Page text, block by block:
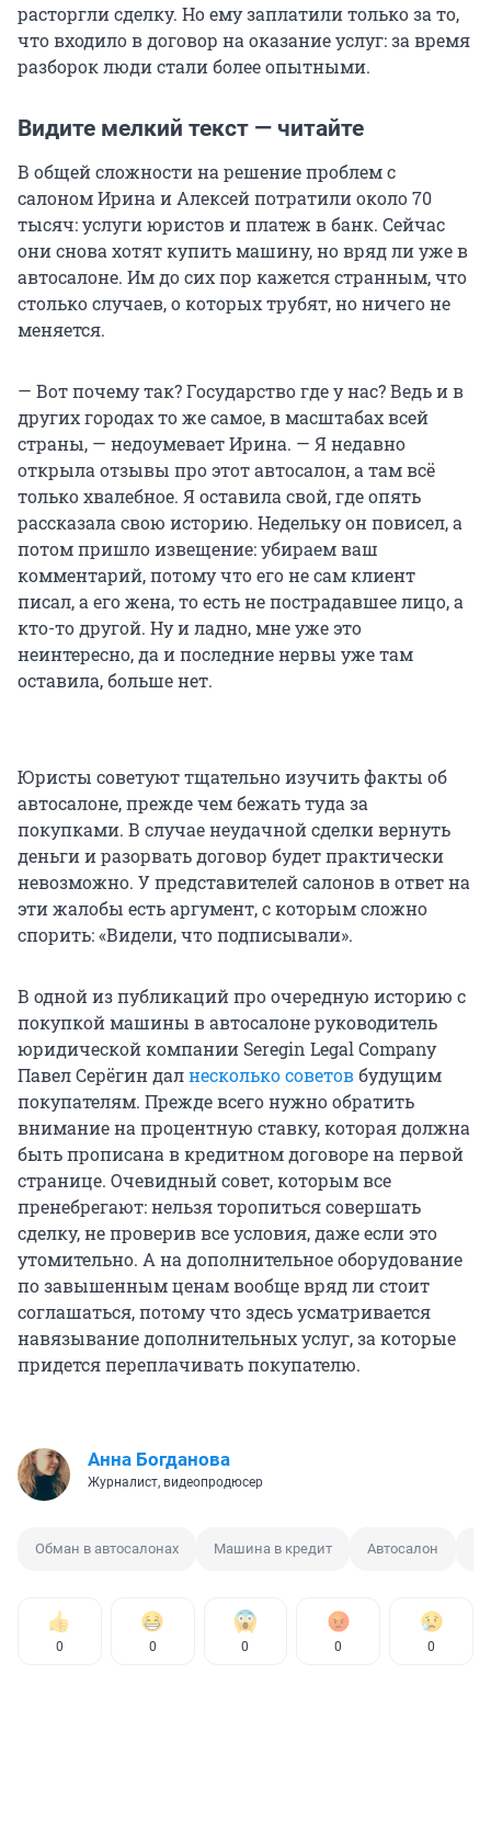
расторгли сделку. Но ему заплатили только за то,
что входило в договор на оказание услуг: за время
разборок люди стали более опытными.
Видите мелкий текст — читайте
В общей сложности на решение проблем с
салоном Ирина и Алексей потратили около 70
тысяч: услуги юристов и платеж в банк. Сейчас
они снова хотят купить машину, но вряд ли уже в
автосалоне. Им до сих пор кажется странным, что
столько случаев, о которых трубят, но ничего не
меняется.
— Вот почему так? Государство где у нас? Ведь и в
других городах то же самое, в масштабах всей
страны, — недоумевает Ирина. — Я недавно
открыла отзывы про этот автосалон, а там всё
только хвалебное. Я оставила свой, где опять
рассказала свою историю. Недельку он повисел, а
потом пришло извещение: убираем ваш
комментарий, потому что его не сам клиент
писал, а его жена, то есть не пострадавшее лицо, а
кто-то другой. Ну и ладно, мне уже это
неинтересно, да и последние нервы уже там
оставила, больше нет.
Юристы советуют тщательно изучить факты об
автосалоне, прежде чем бежать туда за
покупками. В случае неудачной сделки вернуть
деньги и разорвать договор будет практически
невозможно. У представителей салонов в ответ на
эти жалобы есть аргумент, с которым сложно
спорить: «Видели, что подписывали».
В одной из публикаций про очередную историю с
покупкой машины в автосалоне руководитель
юридической компании Seregin Legal Company
Павел Серёгин далнесколько советовбудущим
покупателям. Прежде всего нужно обратить
внимание на процентную ставку, которая должна
быть прописана в кредитном договоре на первой
странице. Очевидный совет, которым все
пренебрегают: нельзя торопиться совершать
сделку, не проверив все условия, даже если это
утомительно. А на дополнительное оборудование
по завышенным ценам вообще вряд ли стоит
соглашаться, потому что здесь усматривается
навязывание дополнительных услуг, за которые
придется переплачивать покупателю.
Анна Богданова
Журналист, видеопродюсер
Обман в автосалонах Машина в кредит Автосалон
0 0 0 0 0